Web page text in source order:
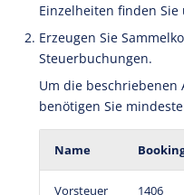
Einzelheiten finden Sie
Erzeugen Sie
Steuerbuchungen.
Um die beschriebenen
benötigen Sie
Name
Vorsteuer
1406